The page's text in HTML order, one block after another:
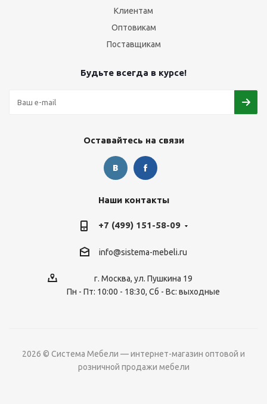
Клиентам
Оптовикам
Поставщикам
Будьте всегда в курсе!
Оставайтесь на связи
Наши контакты
+7 (499) 151-58-09
info@sistema-mebeli.ru
г. Москва, ул. Пушкина 19
Пн - Пт: 10:00 - 18:30, Сб - Вс: выходные
2026 © Система Мебели — интернет-магазин оптовой и
розничной продажи мебели